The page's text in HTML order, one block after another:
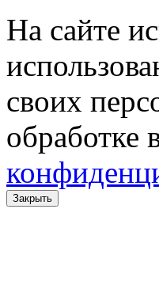
На сайте
своих
Закрыть